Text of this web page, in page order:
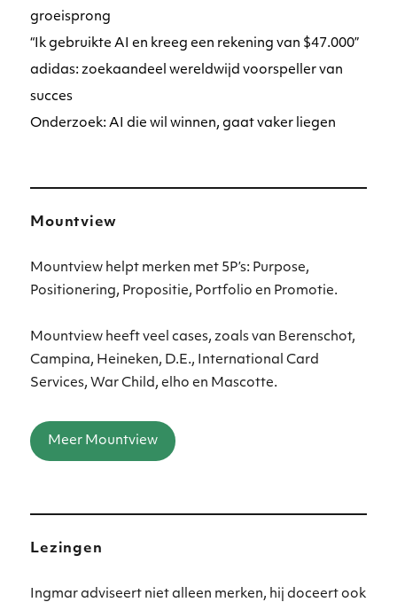
groeisprong
“Ik gebruikte AI en kreeg een rekening van $47.000”
adidas: zoekaandeel wereldwijd voorspeller van
succes
Onderzoek: AI die wil winnen, gaat vaker liegen
Mountview
Mountview helpt merken met 5P’s: Purpose,
Positionering, Propositie, Portfolio en Promotie.
Mountview heeft veel cases, zoals van Berenschot,
Campina, Heineken, D.E., International Card
Services, War Child, elho en Mascotte.
Meer Mountview
Lezingen
Ingmar adviseert niet alleen merken, hij doceert ook